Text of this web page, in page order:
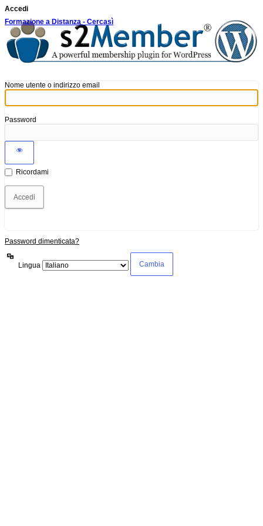
Accedi
Formazione a Distanza - Cercasì
Nome utente o indirizzo email
Password
Ricordami
Password dimenticata?
Lingua